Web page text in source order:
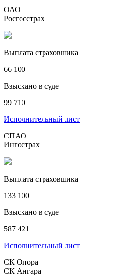
ОАО
Росгосстрах
Выплата страховщика
66 100
Взыскано в суде
99 710
Исполнительный лист
СПАО
Ингострах
Выплата страховщика
133 100
Взыскано в суде
587 421
Исполнительный лист
СК Опора
СК Ангара